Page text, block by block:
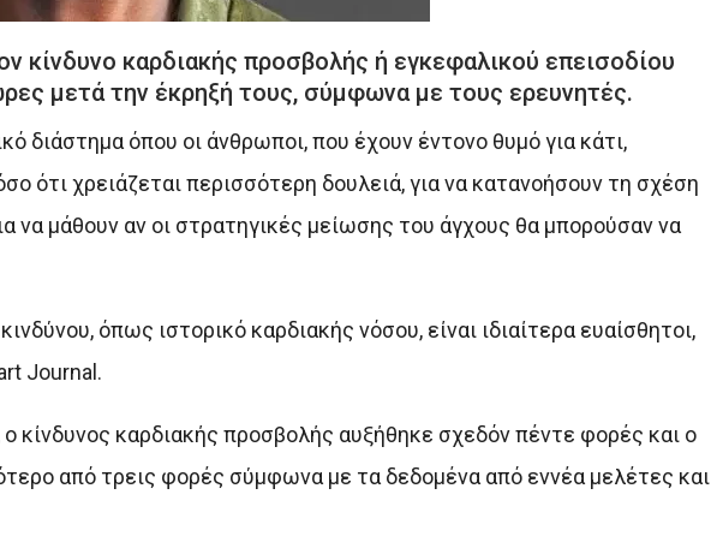
κίνδυνο καρδιακής προσβολής ή εγκεφαλικού επεισοδίου
μετά την έκρηξή τους, σύμφωνα με τους ερευνητές.
διάστημα όπου οι άνθρωποι, που έχουν έντονο θυμό για κάτι,
ότι χρειάζεται περισσότερη δουλειά, για να κατανοήσουν τη σχέση
να μάθουν αν οι στρατηγικές μείωσης του άγχους θα μπορούσαν να
όπως ιστορικό καρδιακής νόσου, είναι ιδιαίτερα ευαίσθητοι,
Journal.
καρδιακής προσβολής αυξήθηκε σχεδόν πέντε φορές και ο
από τρεις φορές σύμφωνα με τα δεδομένα από εννέα μελέτες και